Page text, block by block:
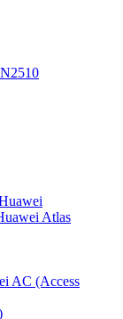
Atlas
AC (Access